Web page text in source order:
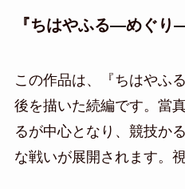
『ちはやふる―めぐり―
この作品は、『ちはやふ
後を描いた続編です。當
るが中心となり、競技か
な戦いが展開されます。